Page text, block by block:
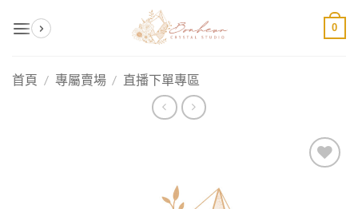
0
首頁 / 專屬賣場 / 直播下單專區